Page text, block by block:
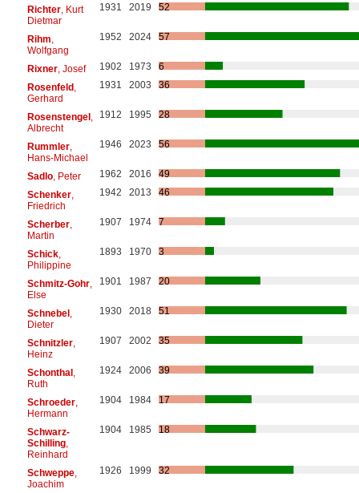
Richter, Kurt
Dietmar
1931 2019 52
Rihm
Wolfgang
1952 2024 57
Rixner, Josef 1902 1973
6
Rosenfeld,
Gerhard
1931 2003 36
Rosenstengel,
Albrecht
1912 1995 28
Rummler,
Hans-Michael
1946 2023 56
Sadlo, Peter 1962 2016
49
Schenker,
Friedrich
1942 2013 46
Scherber,
Martin
1907 1974 7
Schick,
Philippine
1893 1970 3
Schmitz-Gohr,
Else
1901 1987 20
Schnebel,
Dieter
1930 2018 51
Schnitzler,
Heinz
1907 2002 35
Schonthal,
Ruth
1924 2006 39
Schroeder,
Hermann
1904 1984 17
Schwarz-
Schilling,
Reinhard
1904 1985 18
Schweppe,
Joachim
1926 1999 32